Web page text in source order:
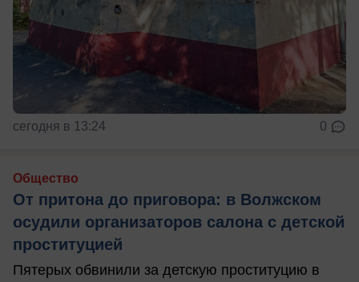
сегодня в 13:24 0
Общество
От притона до приговора: в Волжском
осудили организаторов салона с детской
проституцией
Пятерых обвинили за детскую проституцию в